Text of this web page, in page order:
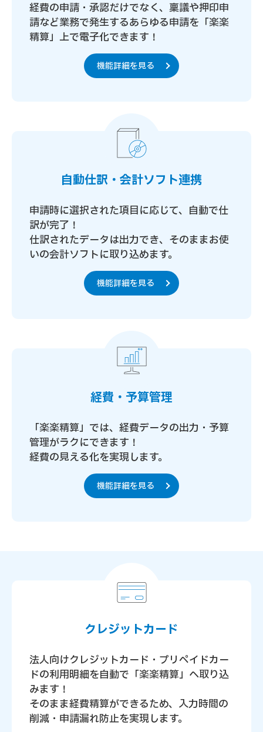
経費の申請・承認だけでなく、稟議や押印申
請など業務で発生するあらゆる申請を「楽楽
精算」上で電子化できます！
機能詳細を見る
自動仕訳・会計ソフト連携
申請時に選択された項目に応じて、自動で仕
訳が完了！
仕訳されたデータは出力でき、そのままお使
いの会計ソフトに取り込めます。
機能詳細を見る
経費・予算管理
「楽楽精算」では、経費データの出力・予算
管理がラクにできます！
経費の見える化を実現します。
機能詳細を見る
クレジットカード
法人向けクレジットカード・プリペイドカー
ドの利用明細を自動で「楽楽精算」へ取り込
みます！
そのまま経費精算ができるため、入力時間の
削減・申請漏れ防止を実現します。